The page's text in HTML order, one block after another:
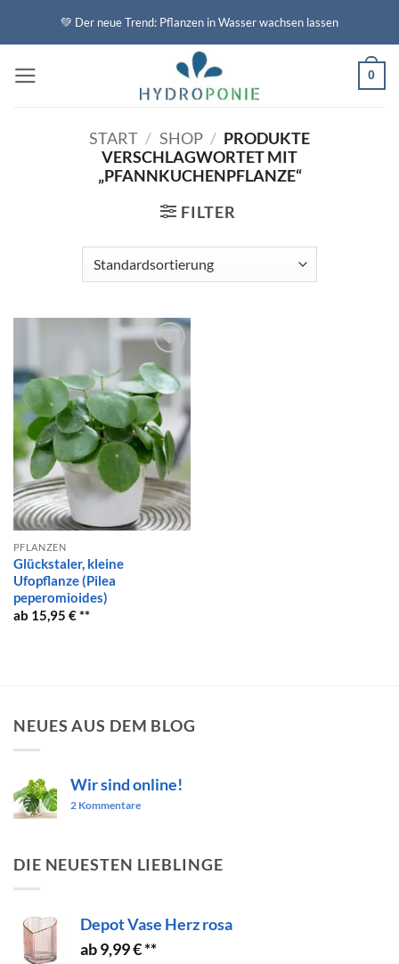
💚 Der neue Trend: Pflanzen in Wasser wachsen lassen
0
START / SHOP / PRODUKTE
VERSCHLAGWORTET MIT
„PFANNKUCHENPFLANZE“
FILTER
Auf die
Wunschliste
PFLANZEN
Glückstaler, kleine
Ufopflanze (Pilea
peperomioides)
15,95 €
NEUES AUS DEM BLOG
Wir sind online!
2 Kommentarezu
DIE NEUESTEN LIEBLINGE
Depot Vase Herz rosa
9,99€